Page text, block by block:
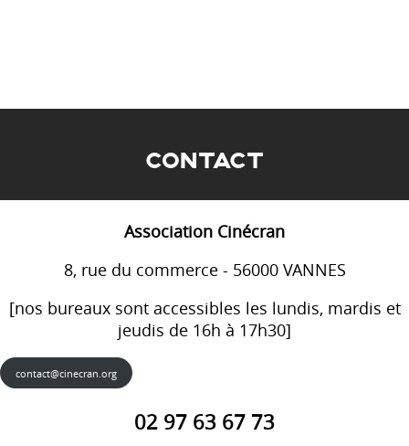
CONTACT
Association Cinécran
8, rue du commerce - 56000 VANNES
[nos bureaux sont accessibles les lundis, mardis et
jeudis de 16h à 17h30]
contact@cinecran.org
02 97 63 67 73